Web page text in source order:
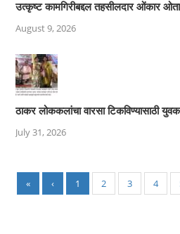
उत्कृष्ट कामगिरीबद्दल तहसीलदार ओंकार
August 9, 2026
ठाकर लोककलांचा वारसा टिकविण्यासाठी
July 31, 2026
« ‹ 1 2 3 4